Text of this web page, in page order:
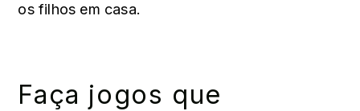
os filhos em casa.
Faça jogos que